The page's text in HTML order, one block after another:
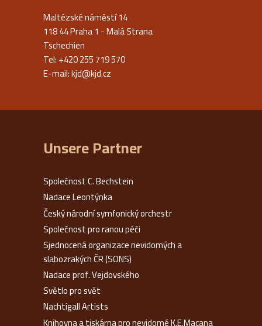
Maltézské náměstí 14
118 44 Praha 1 - Malá Strana
Tschechien
Tel: +420 255 719 570
E-mail:kjd@kjd.cz
Unsere Partner
Společnost C. Bechstein
Nadace Leontýnka
Český národní symfonický orchestr
Společnost pro ranou péči
Sjednocená organizace nevidomých a
slabozrakých ČR (SONS)
Nadace prof. Vejdovského
Světlo pro svět
Nachtigall Artists
Knihovna a tiskárna pro nevidomé K.E.Macana